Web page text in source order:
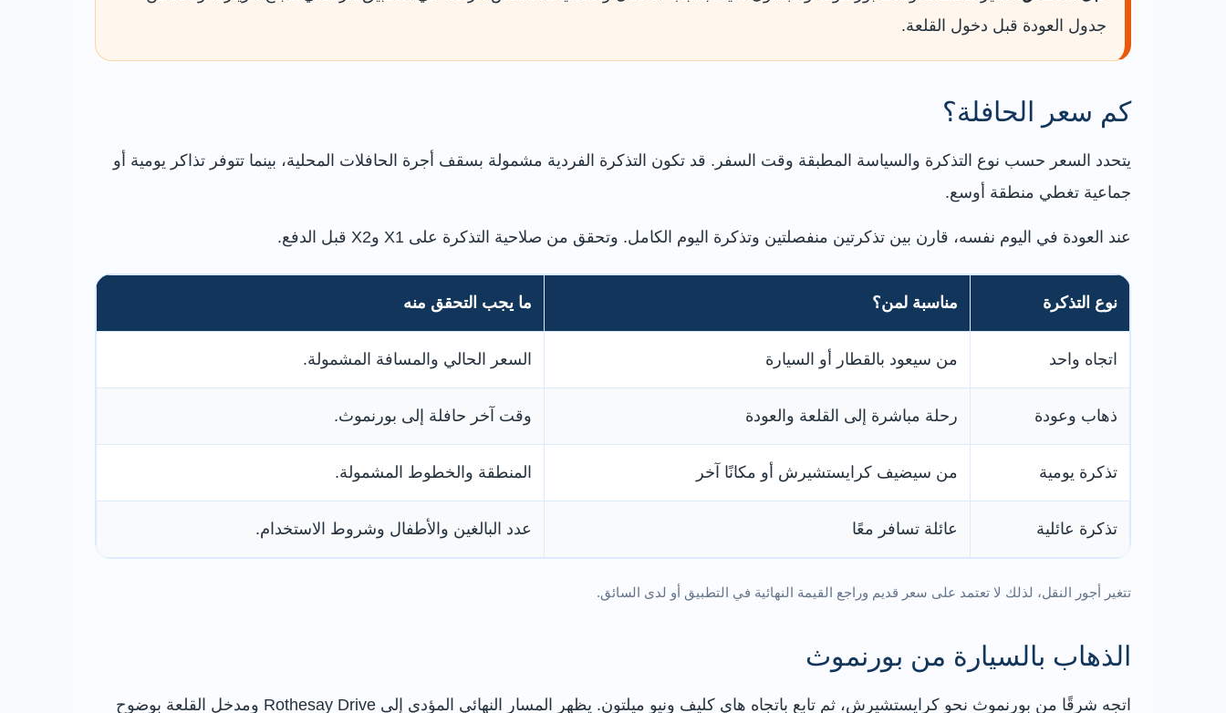
جدول العودة قبل دخول القلعة.
كم سعر الحافلة؟
يتحدد السعر حسب نوع التذكرة والسياسة المطبقة وقت السفر. قد تكون التذكرة الفردية مشمولة بسقف أجرة الحافلات المحلية، بينما تتوفر تذاكر يومية أو
جماعية تغطي منطقة أوسع.
عند العودة في اليوم نفسه، قارن بين تذكرتين منفصلتين وتذكرة اليوم الكامل. وتحقق من صلاحية التذكرة على X1 وX2 قبل الدفع.
نوع التذكرة مناسبة لمن؟ ما يجب التحقق منه
اتجاه واحد من سيعود بالقطار أو السيارة السعر الحالي والمسافة المشمولة.
ذهاب وعودة رحلة مباشرة إلى القلعة والعودة وقت آخر حافلة إلى بورنموث.
تذكرة يومية من سيضيف كرايستشيرش أو مكانًا آخر المنطقة والخطوط المشمولة.
تذكرة عائلية عائلة تسافر معًا عدد البالغين والأطفال وشروط الاستخدام.
تتغير أجور النقل، لذلك لا تعتمد على سعر قديم وراجع القيمة النهائية في التطبيق أو لدى السائق.
الذهاب بالسيارة من بورنموث
اتجه شرقًا من بورنموث نحو كرايستشيرش، ثم تابع باتجاه هاي كليف ونيو ميلتون. يظهر المسار النهائي المؤدي إلى Rothesay Drive ومدخل القلعة بوضوح